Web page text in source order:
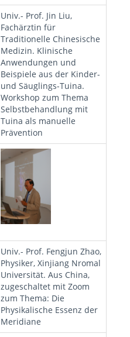
Univ.- Prof. Jin Liu,
Fachärztin für
Traditionelle Chinesische
Medizin. Klinische
Anwendungen und
Beispiele aus der Kinder-
und Säuglings-Tuina.
Workshop zum Thema
Selbstbehandlung mit
Tuina als manuelle
Prävention
Univ.- Prof. Fengjun Zhao,
Physiker, Xinjiang Nromal
Universität. Aus China,
zugeschaltet mit Zoom
zum Thema: Die
Physikalische Essenz der
Meridiane